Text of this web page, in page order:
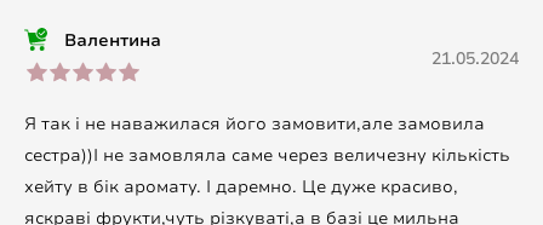
Валентина
21.05.2024
Я так і не наважилася його замовити,але замовила
сестра))І не замовляла саме через величезну кількість
хейту в бік аромату. І даремно. Це дуже красиво,
яскраві фрукти,чуть різкуваті,а в базі це мильна